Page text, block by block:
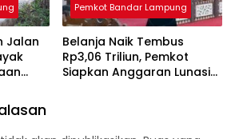
Jalan
Pemkot Bandar Lampung
Belanja Naik Tembus
Rp3,06 Triliun, Pemkot
Siapkan Anggaran Lunasi